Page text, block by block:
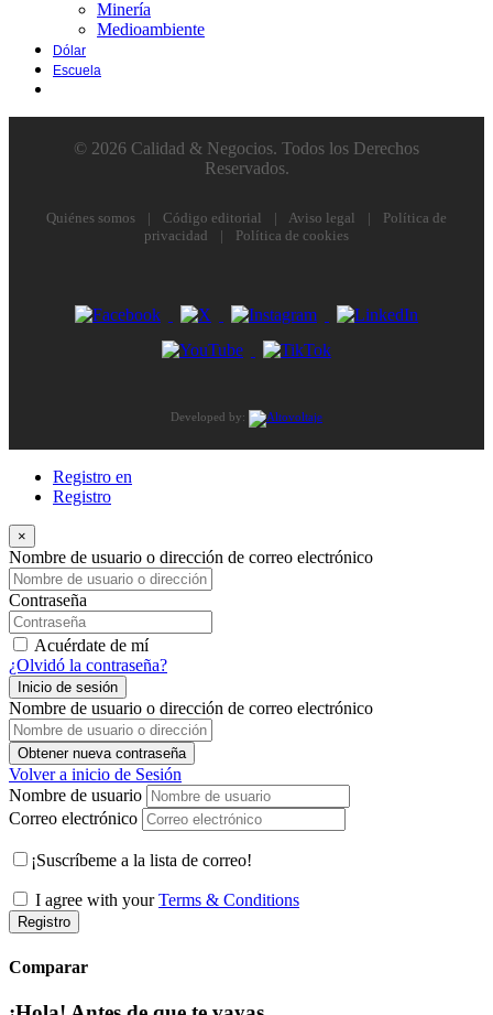
Minería
Medioambiente
Dólar
Escuela
© 2026 Calidad & Negocios. Todos los Derechos
Reservados.
Quiénes somos | Código editorial | Aviso legal |
Política de
privacidad
| Política de cookies
Developed by:
Registro en
Registro
×
Nombre de usuario o dirección de correo electrónico
Contraseña
Acuérdate de mí
¿Olvidó la contraseña?
Inicio de sesión
Nombre de usuario o dirección de correo electrónico
Obtener nueva contraseña
Volver a inicio de Sesión
Nombre de usuario
Correo electrónico
¡Suscríbeme a la lista de correo!
I agree with yourTerms & Conditions
Registro
Comparar